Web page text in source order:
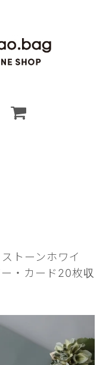
トーンホワイ
・カード20枚収